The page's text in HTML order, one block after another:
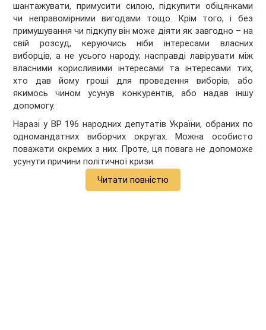
шантажувати, примусити силою, підкупити обіцянками
чи неправомірними вигодами тощо. Крім того, і без
примушування чи підкупу він може діяти як завгодно – на
свій розсуд, керуючись ніби інтересами власних
виборців, а не усього народу; насправді лавірувати між
власними корисливими інтересами та інтересами тих,
хто дав йому гроші для проведення виборів, або
якимось чином усунув конкурентів, або надав іншу
допомогу.
Наразі у ВР 196 народних депутатів України, обраних по
одномандатних виборчих округах. Можна особисто
поважати окремих з них. Проте, ця повага не допоможе
усунути причини політичної кризи.
Читати повністю